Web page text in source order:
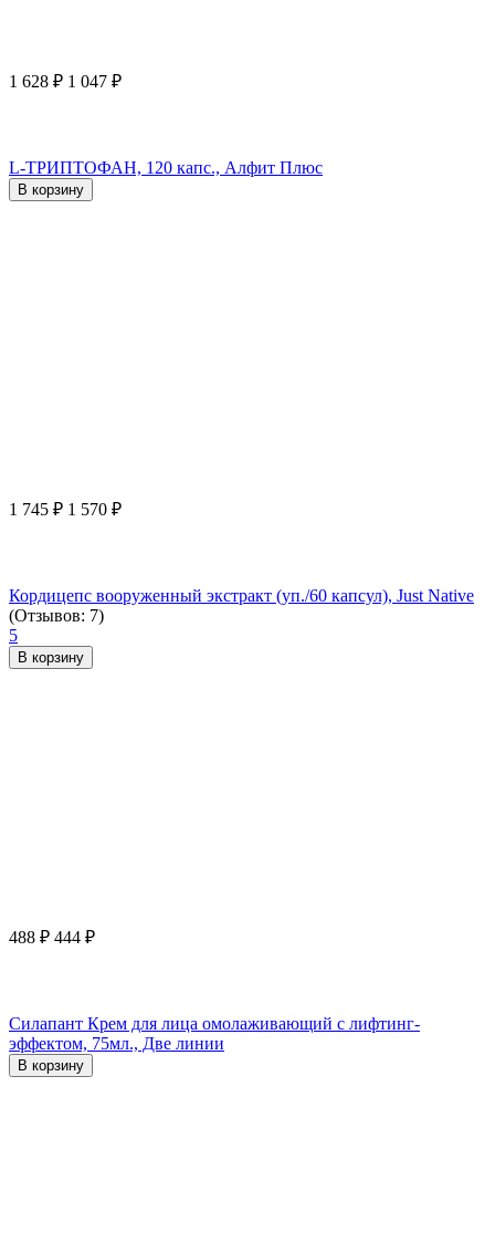
1 628 ₽ 1 047 ₽
L-ТРИПТОФАН, 120 капс., Алфит Плюс
В корзину
1 745 ₽ 1 570 ₽
Кордицепс вооруженный экстракт (уп./60 капсул), Just Native
(Отзывов: 7)
5
В корзину
488 ₽ 444 ₽
Силапант Крем для лица омолаживающий с лифтинг-
эффектом, 75мл., Две линии
В корзину